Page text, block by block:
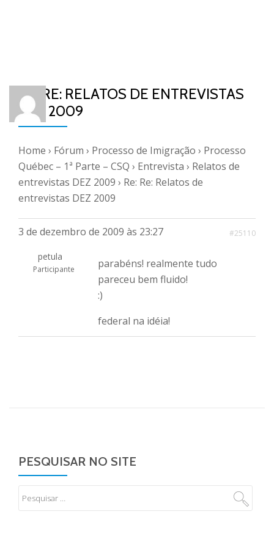
RE: RE: RELATOS DE ENTREVISTAS
DEZ 2009
Home › Fórum › Processo de Imigração › Processo
Québec – 1ª Parte – CSQ › Entrevista › Relatos de
entrevistas DEZ 2009 › Re: Re: Relatos de
entrevistas DEZ 2009
3 de dezembro de 2009 às 23:27 #25110
petula
Participante
parabéns! realmente tudo
pareceu bem fluido!
:)
federal na idéia!
PESQUISAR NO SITE